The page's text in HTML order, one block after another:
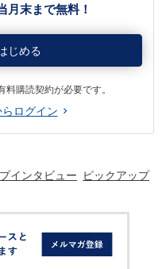
月末まで無料！
じめる
購読契約が必要です。
ログイン
インタビュー
ピックアップ